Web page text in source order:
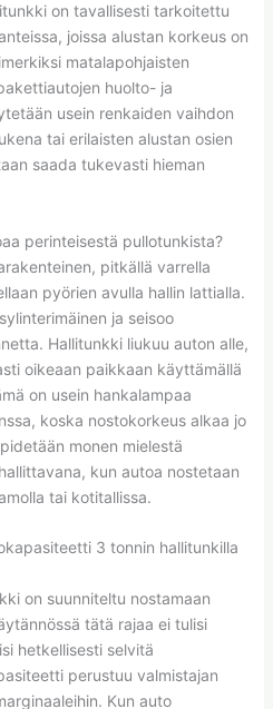
on tavallisesti tarkoitettu
joissa alustan korkeus on
matalapohjaisten
huolto- ja
usein renkaiden vaihdon
tai erilaisten alustan osien
saada tukevasti hieman
perinteisestä pullotunkista?
pitkällä varrella
pyörien avulla hallin lattialla.
ja seisoo
Hallitunkki liukuu auton alle,
oikeaan paikkaan käyttämällä
on usein hankalampaa
koska nostokorkeus alkaa jo
monen mielestä
kun autoa nostetaan
tai kotitallissa.
3 tonnin hallitunkilla
on suunniteltu nostamaan
tätä rajaa ei tulisi
hetkellisesti selvitä
perustuu valmistajan
Kun auto